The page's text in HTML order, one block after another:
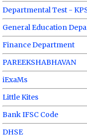
Departmental Test -
General Education
Finance Department
PAREEKSHABHAVAN
iExaMs
Little Kites
Bank IFSC Code
DHSE